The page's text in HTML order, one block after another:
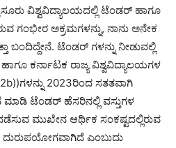
ವಿಶ್ವವಿದ್ಯಾಲಯದಲ್ಲಿ ಟೆಂಡರ್ ಹಾಗೂ
ಗಂಭೀರ ಅಕ್ರಮಗಳನ್ನು, ನಾನು ಅನೇಕ
ಬಂದಿದ್ದೇನೆ. ಟೆಂಡರ್‌ ಗಳನ್ನು ನೀಡುವಲ್ಲಿ
ಕರ್ನಾಟಕ ರಾಜ್ಯ ವಿಶ್ವವಿದ್ಯಾಲಯಗಳ
2023ರಿಂದ ಸತತವಾಗಿ
ಟೆಂಡರ್ ಹೆಸರಿನಲ್ಲಿ ವಸ್ತುಗಳ
ಮುಖೇನ ಆರ್ಥಿಕ ಸಂಕಷ್ಟದಲ್ಲಿರುವ
ಎಂಬುದು